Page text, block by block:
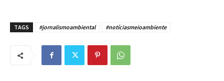
TAGS #jornalismoambiental #notíciasmeioambiente